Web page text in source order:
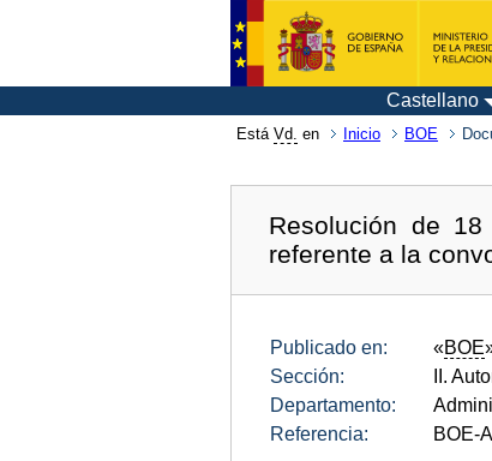
Castellano
Está Vd. en Inicio BOE
Resolución de
referente a la
Publicado en: «BOE
Sección:
II.
Departamento:
Referencia:
BOE-